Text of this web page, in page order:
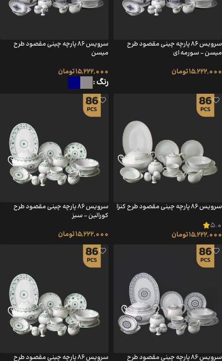
سرویس ۸۶ پارچه چینی مقصود طرح
میسن – سورمه ای
15,222,000تومان
سرویس ۸۶ پارچه چینی مقصود طرح
میسن
15,222,000تومان
رنگ
سرویس ۸۶ پارچه چینی مقصود طرح کنزا
5.0
15,222,000تومان
سرویس ۸۶ پارچه چینی مقصود طرح
کورالین – سبز
15,222,000تومان
سرویس ۸۶ پارچه چینی مقصود طرح
سرویس ۸۶ پارچه چینی مقصود طرح